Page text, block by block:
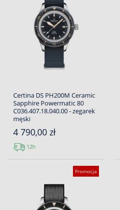
Certina DS PH200M Ceramic
Sapphire Powermatic 80
C036.407.18.040.00 - zegarek
męski
4 790,00 zł
12h
Promocja